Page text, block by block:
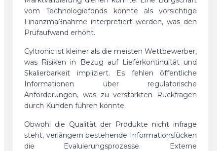
vom Technologiefonds könnte als vorsichtige
Finanzmaßnahme interpretiert werden, was den
Prüfaufwand erhöht.
Cyltronic ist kleiner als die meisten Wettbewerber,
was Risiken in Bezug auf Lieferkontinuität und
Skalierbarkeit impliziert. Es fehlen öffentliche
Informationen über regulatorische
Anforderungen, was zu verstärkten Rückfragen
durch Kunden führen könnte.
Obwohl die Qualität der Produkte nicht infrage
steht, verlängern bestehende Informationslücken
die Evaluierungsprozesse. Externe